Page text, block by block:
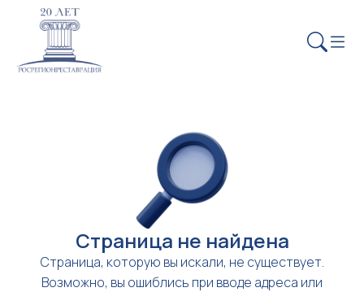
Страница не найдена
Страница, которую вы искали, не существует.
Возможно, вы ошиблись при вводе адреса или